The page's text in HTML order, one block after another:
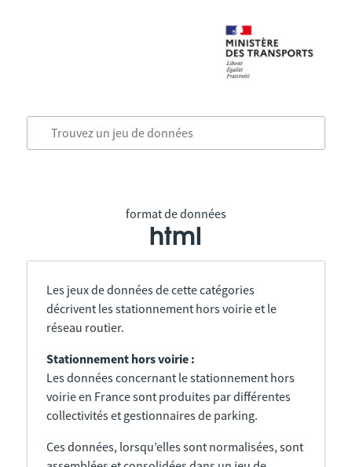
format de données
html
Les jeux de données de cette catégories
décrivent les stationnement hors voirie et le
réseau routier.
Stationnement hors voirie :
Les données concernant le stationnement hors
voirie en France sont produites par différentes
collectivités et gestionnaires de parking.
Ces données, lorsqu’elles sont normalisées, sont